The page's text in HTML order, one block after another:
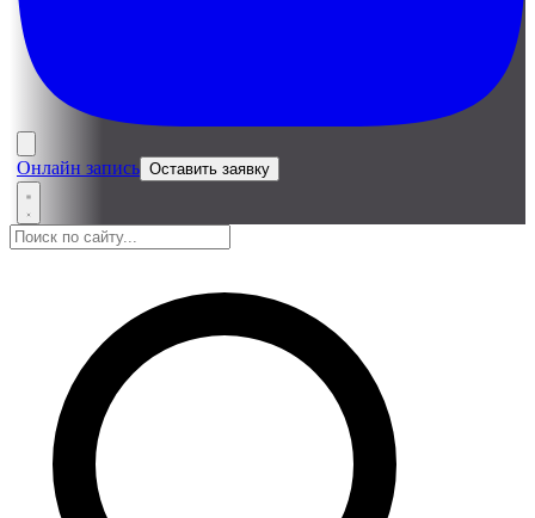
Онлайн запись Оставить заявку